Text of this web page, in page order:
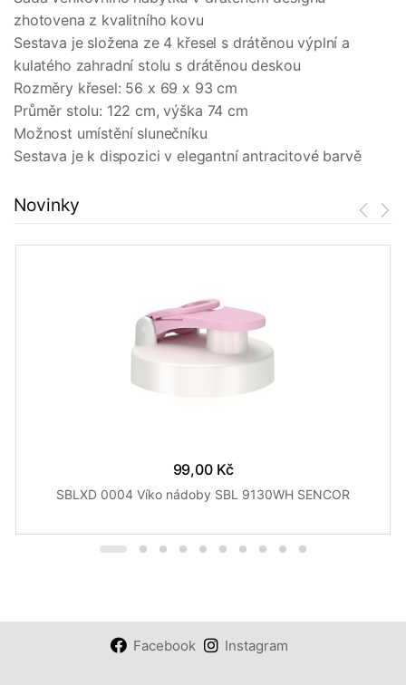
zhotovena z kvalitního kovu
Sestava je složena ze 4 křesel s drátěnou výplní a
kulatého zahradní stolu s drátěnou deskou
Rozměry křesel: 56 x 69 x 93 cm
Průměr stolu: 122 cm, výška 74 cm
Možnost umístění slunečníku
Sestava je k dispozici v elegantní antracitové barvě
Novinky
99,00 Kč
SBLXD 0004 Víko nádoby SBL 9130WH SENCOR
Facebook Instagram